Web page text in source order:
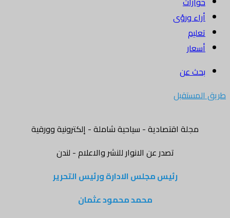
أراء ورؤى
تعليم
أسعار
بحث عن
طريق المستقبل
مجلة اقتصادية - سياحية شاملة - إلكترونية وورقية
تصدر عن الانوار للنشر والاعلام - لندن
رئيس مجلس الادارة ورئيس التحرير
محمد محمود عثمان